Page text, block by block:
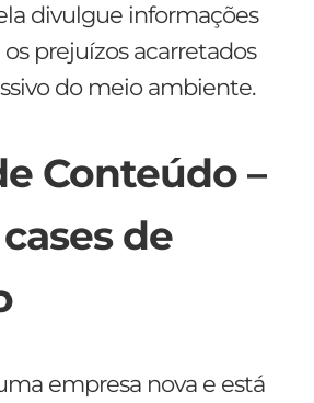
divulgue informações
prejuízos acarretados
do meio ambiente.
Conteúdo –
de
empresa nova e está